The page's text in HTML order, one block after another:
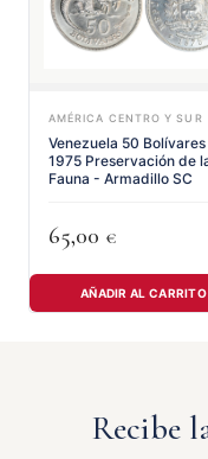
AMÉRICA CENTRO Y SUR
Venezuela 50 Bolívares
1975 Preservación de
Fauna - Armadillo SC
65,00 €
AÑADIR AL CARRITO
Recibe